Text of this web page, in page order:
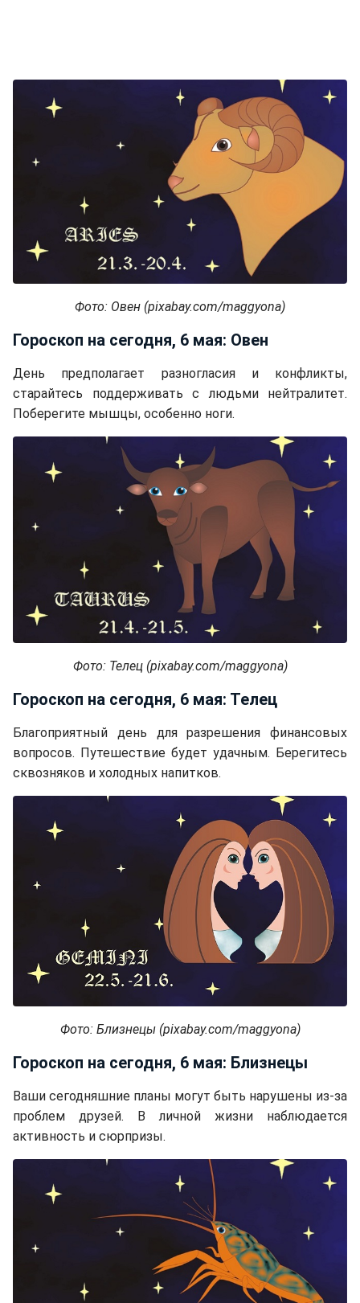
Фото: Овен (pixabay.com/maggyona)
Гороскоп на сегодня, 6 мая: Овен
День предполагает разногласия и конфликты,
старайтесь поддерживать с людьми нейтралитет.
Поберегите мышцы, особенно ноги.
Фото: Телец (pixabay.com/maggyona)
Гороскоп на сегодня, 6 мая: Телец
Благоприятный день для разрешения финансовых
вопросов. Путешествие будет удачным. Берегитесь
сквозняков и холодных напитков.
Фото: Близнецы (pixabay.com/maggyona)
Гороскоп на сегодня, 6 мая: Близнецы
Ваши сегодняшние планы могут быть нарушены из-за
проблем друзей. В личной жизни наблюдается
активность и сюрпризы.